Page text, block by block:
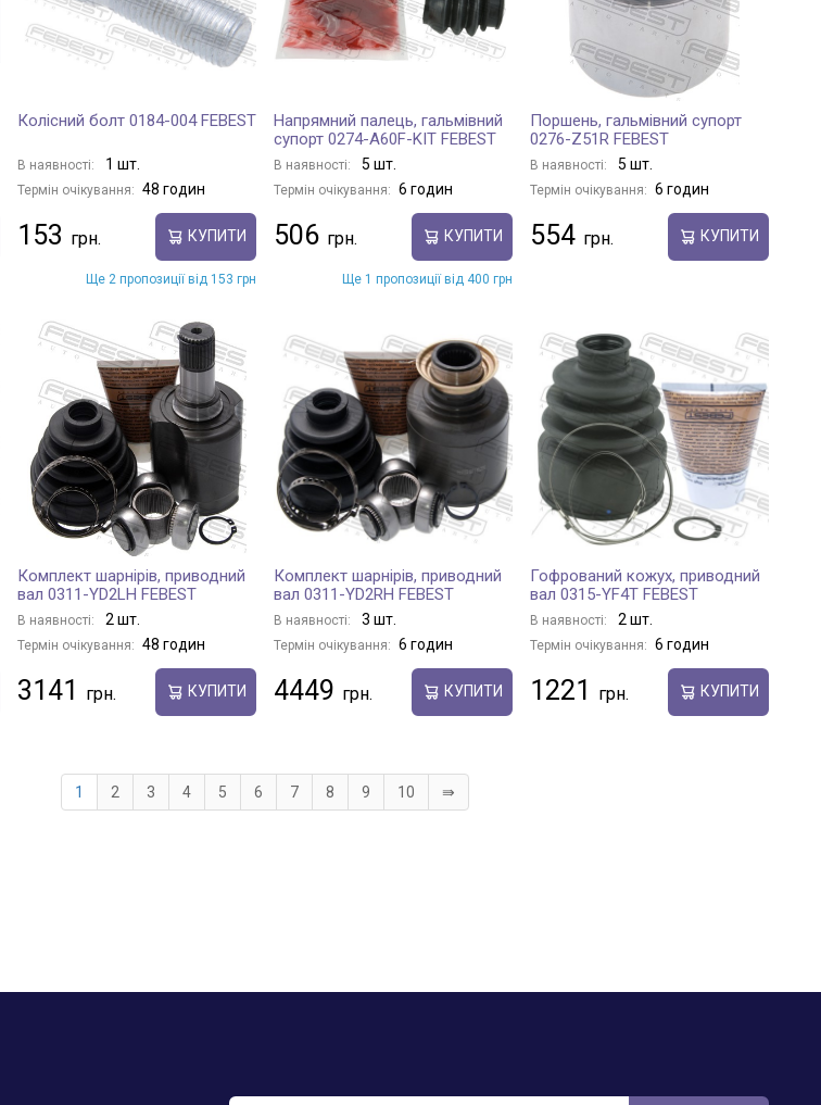
Колісний болт 0184-004 FEBEST
В наявності: 1 шт.
Термін очікування: 48 годин
153 КУПИТИ
Ще 2 пропозиції від 153 грн
Напрямний палець, гальмівний
супорт 0274-A60F-KIT FEBEST
В наявності: 5 шт.
Термін очікування: 6 годин
506 КУПИТИ
Ще 1 пропозиції від 400 грн
Поршень, гальмівний супорт
0276-Z51R FEBEST
В наявності: 5 шт.
Термін очікування: 6 годин
554 КУПИТИ
Комплект шарнірів, приводний
вал 0311-YD2LH FEBEST
В наявності: 2 шт.
Термін очікування: 48 годин
3141 КУПИТИ
Комплект шарнірів, приводний
вал 0311-YD2RH FEBEST
В наявності: 3 шт.
Термін очікування: 6 годин
4449 КУПИТИ
Гофрований кожух, приводний
вал 0315-YF4T FEBEST
В наявності: 2 шт.
Термін очікування: 6 годин
1221 КУПИТИ
1 2 3 4 5 6 7 8 9 10 ⇛